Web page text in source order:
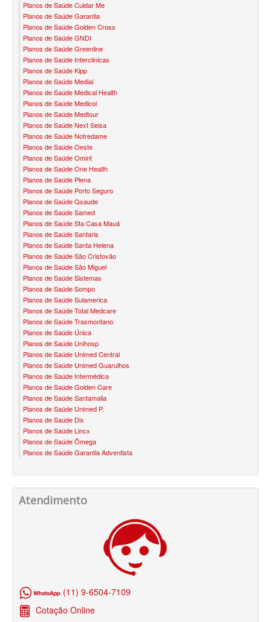
PLANO DE SAÚDE FAMILIAR
BIOVIDA PLANO DE SAÚDE FAMILIAR
CRUZ AZUL PLANO DE SAÚDE FAMILIAR
CUIDAR ME PLANO DE SAÚDE FAMILIAR
GNDI PLANO DE SAÚDE FAMILIAR
GARANTIA GS PLANO DE SAÚDE FAMILIAR
INTERCLINICAS PLANO DE SAÚDE FAMILIAR
KIPP PLANO DE SAÚDE FAMILIAR
MED TOUR PLANO DE SAÚDE FAMILIAR
MEDICAL HEALTH PLANO DE SAÚDE FAMILIAR
PLENA PLANO DE SAÚDE FAMILIAR
QSAUDE PLANO DE SAÚDE FAMILIAR
SANTA HELENA PLANO DE SAÚDE FAMILIAR
SANTARIS PLANO DE SAÚDE FAMILIAR
SÃO CRISTOVÃO PLANO DE SAÚDE FAMILIAR
SÃO MIGUEL PLANO DE SAÚDE FAMILIAR
TRASMONTANO PLANO DE SAÚDE FAMILIAR
UNIMED GUARULHOS PLANO DE SAÚDE FAMILIAR
CLASSES PLANO DE SAÚDE FAMILIAR
PLANO DE SAÚDE INFANTIL
AMIL PLANO DE SAÚDE INFANTIL
BIO SAÚDE PLANO DE SAÚDE INFANTIL
BIOVIDA PLANO DE SAÚDE INFANTIL
Planos de Saúde Cuidar Me
Planos de Saúde Garantia
Planos de Saúde Golden Cross
Planos de Saúde GNDI
Planos de Saúde Greenline
Planos de Saúde Interclinicas
Planos de Saúde Kipp
Planos de Saúde Medial
Planos de Saúde Medical Health
Planos de Saúde Medicol
Planos de Saúde Medtour
Planos de Saúde Next Seisa
Planos de Saúde Notredame
Planos de Saúde Oeste
Planos de Saúde Omint
Planos de Saúde One Health
Planos de Saúde Plena
Planos de Saúde Porto Seguro
Planos de Saúde Qsaude
Planos de Saúde Samed
Planos de Saúde Sta Casa Mauá
Planos de Saúde Santaris
Planos de Saúde Santa Helena
Planos de Saúde São Cristovão
Planos de Saúde São Miguel
Planos de Saúde Sistemas
Planos de Saúde Sompo
Planos de Saúde Sulamerica
Planos de Saúde Total Medcare
Planos de Saúde Trasmontano
Planos de Saúde Única
Planos de Saúde Unihosp
Planos de Saúde Unimed Central
Planos de Saúde Unimed Guarulhos
Planos de Saúde Intermédica
Planos de Saúde Golden Care
Planos de Saúde Santamalia
Planos de Saúde Unimed P.
Planos de Saúde Dix
Planos de Saúde Lincx
Planos de Saúde Ômega
Planos de Saúde Garantia Adventista
Atendimento
(11) 9-6504-7109
Cotação Online